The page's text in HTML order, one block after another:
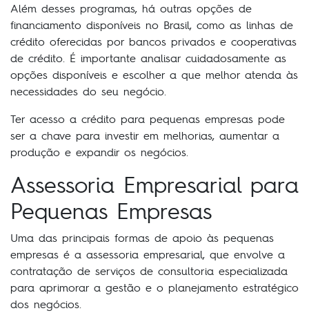
Além desses programas, há outras opções de
financiamento disponíveis no Brasil, como as linhas de
crédito oferecidas por bancos privados e cooperativas
de crédito. É importante analisar cuidadosamente as
opções disponíveis e escolher a que melhor atenda às
necessidades do seu negócio.
Ter acesso a crédito para pequenas empresas pode
ser a chave para investir em melhorias, aumentar a
produção e expandir os negócios.
Assessoria Empresarial para
Pequenas Empresas
Uma das principais formas de apoio às pequenas
empresas é a assessoria empresarial, que envolve a
contratação de serviços de consultoria especializada
para aprimorar a gestão e o planejamento estratégico
dos negócios.